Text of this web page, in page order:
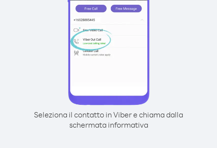
Seleziona il contatto in Viber e chiama dalla
schermata informativa